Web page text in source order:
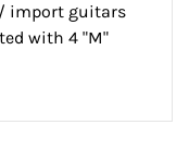
import guitars
with 4 "M"